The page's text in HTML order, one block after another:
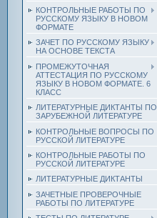
КОНТРОЛЬНЫЕ РАБОТЫ ПО
РУССКОМУ ЯЗЫКУ В НОВОМ
ФОРМАТЕ
ЗАЧЕТ ПО РУССКОМУ ЯЗЫКУ
НА ОСНОВЕ ТЕКСТА
ПРОМЕЖУТОЧНАЯ
АТТЕСТАЦИЯ ПО РУССКОМУ
ЯЗЫКУ В НОВОМ ФОРМАТЕ. 6
КЛАСС
ЛИТЕРАТУРНЫЕ ДИКТАНТЫ ПО
ЗАРУБЕЖНОЙ ЛИТЕРАТУРЕ
КОНТРОЛЬНЫЕ ВОПРОСЫ ПО
РУССКОЙ ЛИТЕРАТУРЕ
КОНТРОЛЬНЫЕ РАБОТЫ ПО
РУССКОЙ ЛИТЕРАТУРЕ
ЛИТЕРАТУРНЫЕ ДИКТАНТЫ
ЗАЧЕТНЫЕ ПРОВЕРОЧНЫЕ
РАБОТЫ ПО ЛИТЕРАТУРЕ